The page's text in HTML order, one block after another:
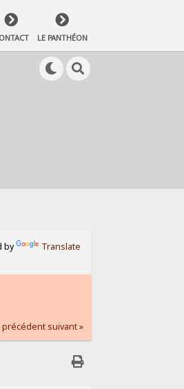
LE PANTHÉON
by Translate
précédent suivant »